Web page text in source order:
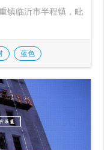
镇临沂市半程镇，毗
蓝色